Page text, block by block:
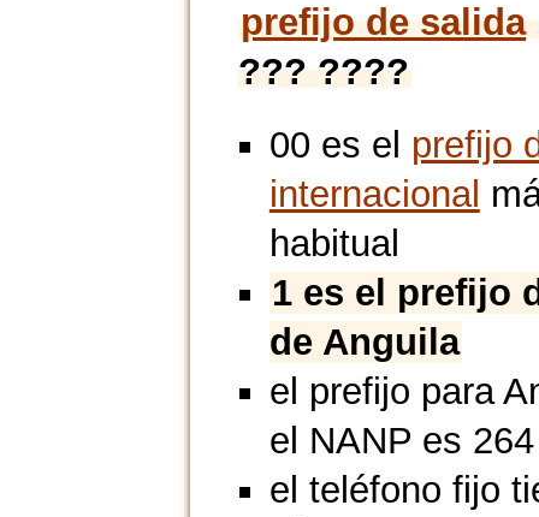
prefijo de salida
??? ????
00 es el prefijo
internacional
habitual
1 es el prefijo
de Anguila
el prefijo para
el NANP es 264
el teléfono fijo